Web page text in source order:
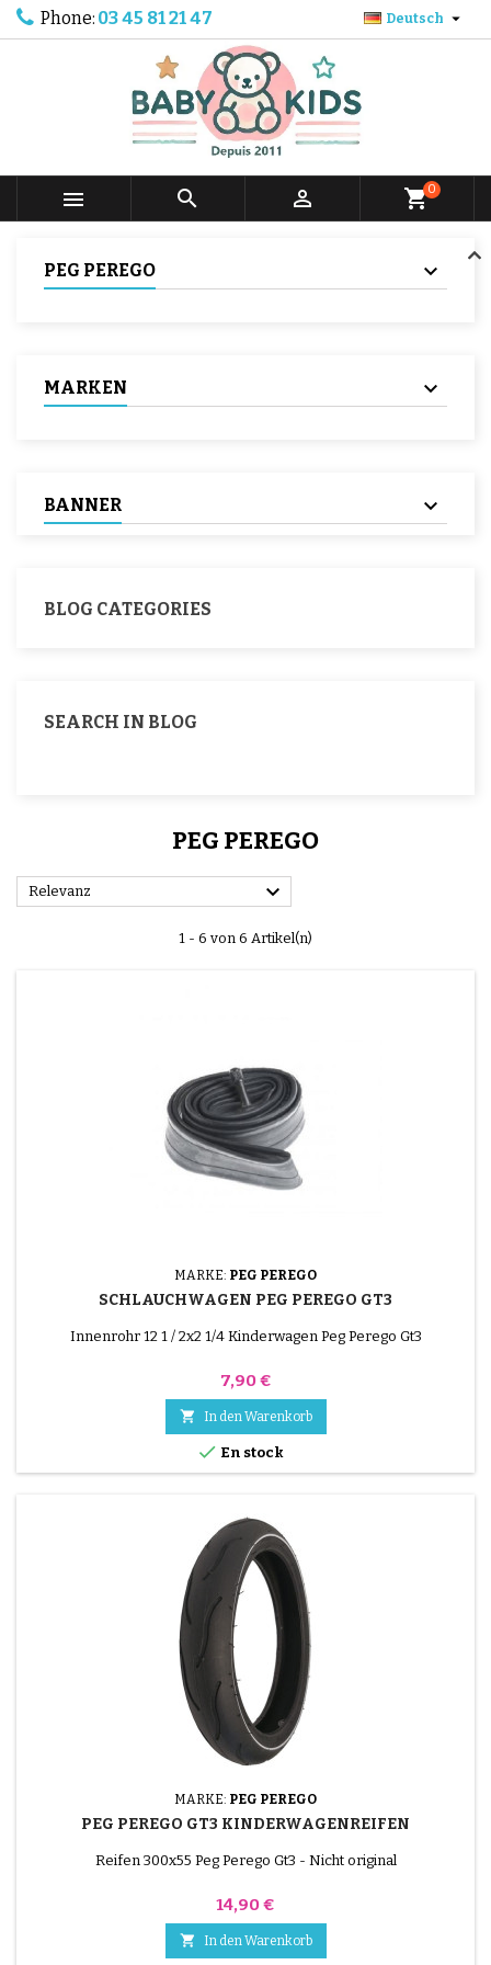
Phone: 03 45 81 21 47 Deutsch 
   shopping_cart0
PEG PEREGO
MARKEN
BANNER
BLOG CATEGORIES
SEARCH IN BLOG
PEG PEREGO
Relevanz 
1 - 6 von 6 Artikel(n)
MARKE: PEG PEREGO
SCHLAUCHWAGEN PEG PEREGO GT3
Innenrohr 12 1 / 2x2 1/4 Kinderwagen Peg Perego Gt3
Preis
7,90 €
 In den Warenkorb
 En stock
MARKE: PEG PEREGO
PEG PEREGO GT3 KINDERWAGENREIFEN
Reifen 300x55 Peg Perego Gt3 - Nicht original
Preis
14,90 €
 In den Warenkorb